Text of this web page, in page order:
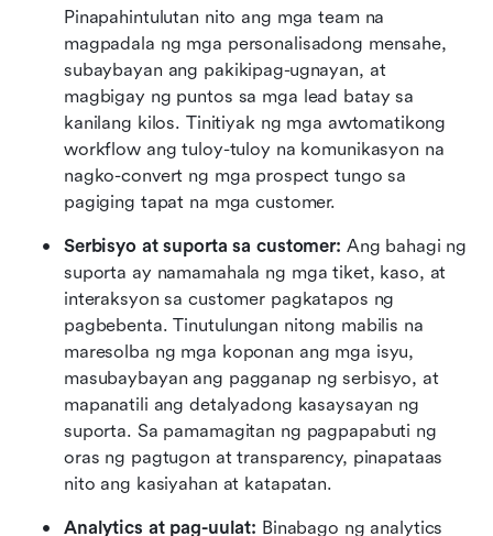
Pinapahintulutan nito ang mga team na
magpadala ng mga personalisadong mensahe,
subaybayan ang pakikipag-ugnayan, at
magbigay ng puntos sa mga lead batay sa
kanilang kilos. Tinitiyak ng mga awtomatikong
workflow ang tuloy-tuloy na komunikasyon na
nagko-convert ng mga prospect tungo sa
pagiging tapat na mga customer.
Serbisyo at suporta sa customer: Ang bahagi ng
suporta ay namamahala ng mga tiket, kaso, at
interaksyon sa customer pagkatapos ng
pagbebenta. Tinutulungan nitong mabilis na
maresolba ng mga koponan ang mga isyu,
masubaybayan ang pagganap ng serbisyo, at
mapanatili ang detalyadong kasaysayan ng
suporta. Sa pamamagitan ng pagpapabuti ng
oras ng pagtugon at transparency, pinapataas
nito ang kasiyahan at katapatan.
Analytics at pag-uulat: Binabago ng analytics